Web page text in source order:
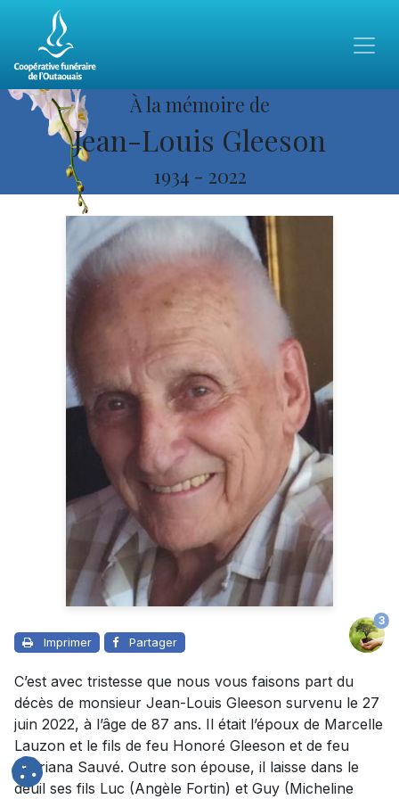
À la mémoire de
Jean-Louis Gleeson
1934 - 2022
Imprimer Partager
3
C’est avec tristesse que nous vous faisons part du
décès de monsieur Jean-Louis Gleeson survenu le 27
juin 2022, à l’âge de 87 ans. Il était l’époux de Marcelle
Lauzon et le fils de feu Honoré Gleeson et de feu
Lauriana Sauvé. Outre son épouse, il laisse dans le
deuil ses fils Luc (Angèle Fortin) et Guy (Micheline